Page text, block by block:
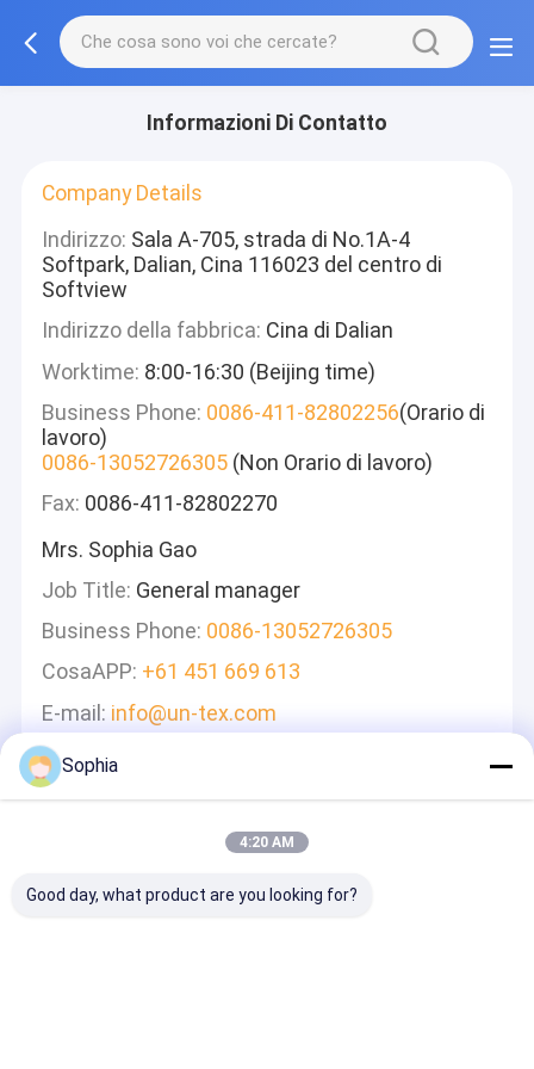
Informazioni Di Contatto
Company Details
Indirizzo: Sala A-705, strada di No.1A-4
Softpark, Dalian, Cina 116023 del centro di
Softview
Indirizzo della fabbrica: Cina di Dalian
Worktime: 8:00-16:30 (Beijing time)
Business Phone: 0086-411-82802256(Orario di
lavoro)
0086-13052726305 (Non Orario di lavoro)
Fax: 0086-411-82802270
Mrs. Sophia Gao
Job Title: General manager
Business Phone: 0086-13052726305
CosaAPP: +61 451 669 613
E-mail: info@un-tex.com
Ti Risponderemo Velocemente
Sophia
4:20 AM
Good day, what product are you looking for?